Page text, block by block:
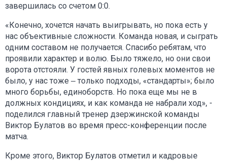
завершилась со счетом 0:0.
«Конечно, хочется начать выигрывать, но пока есть у
нас объективные сложности. Команда новая, и сыграть
одним составом не получается. Спасибо ребятам, что
проявили характер и волю. Было тяжело, но они свои
ворота отстояли. У гостей явных голевых моментов не
было, у нас тоже ‒ только подходы, «стандарты»; было
много борьбы, единоборств. Но пока еще мы не в
должных кондициях, и как команда не набрали ход», -
поделился главный тренер дзержинской команды
Виктор Булатов во время пресс-конференции после
матча.
Кроме этого, Виктор Булатов отметил и кадровые